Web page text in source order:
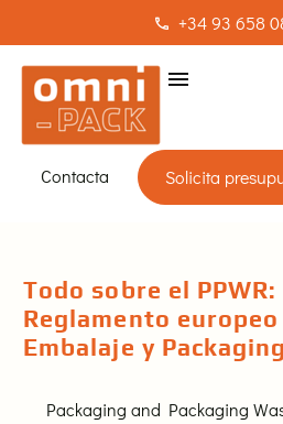
+34 93 658
Contacta Solicita
Todo sobre el
Reglamento europeo
Embalaje y
Packaging and Packaging